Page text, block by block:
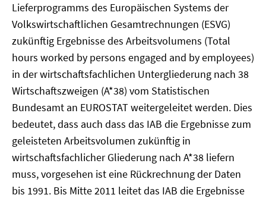
Lieferprogramms des Europäischen Systems der
Volkswirtschaftlichen Gesamtrechnungen (ESVG)
zukünftig Ergebnisse des Arbeitsvolumens (Total
hours worked by persons engaged and by employees)
in der wirtschaftsfachlichen Untergliederung nach 38
Wirtschaftszweigen (A*38) vom Statistischen
Bundesamt an EUROSTAT weitergeleitet werden. Dies
bedeutet, dass auch dass das IAB die Ergebnisse zum
geleisteten Arbeitsvolumen zukünftig in
wirtschaftsfachlicher Gliederung nach A*38 liefern
muss, vorgesehen ist eine Rückrechnung der Daten
bis 1991. Bis Mitte 2011 leitet das IAB die Ergebnisse